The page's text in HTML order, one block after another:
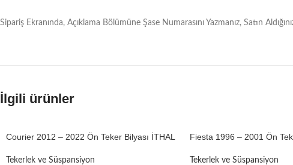
Sipariş Ekranında, Açıklama Bölümüne Şase Numarasını Yazmanız, Satın
İlgili ürünler
Courier 2012 – 2022 Ön Teker Bilyası İTHAL
Tekerlek ve Süspansiyon
Fiesta 1996 – 2001 Ön
Tekerlek ve Süspansiyon